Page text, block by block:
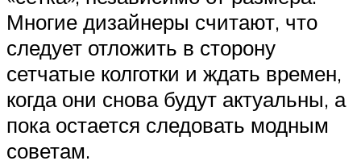
Многие дизайнеры считают, что
следует отложить в сторону
сетчатые колготки и ждать времен,
когда они снова будут актуальны, а
пока остается следовать модным
советам.